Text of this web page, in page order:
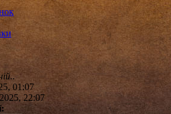
01:07
22:07